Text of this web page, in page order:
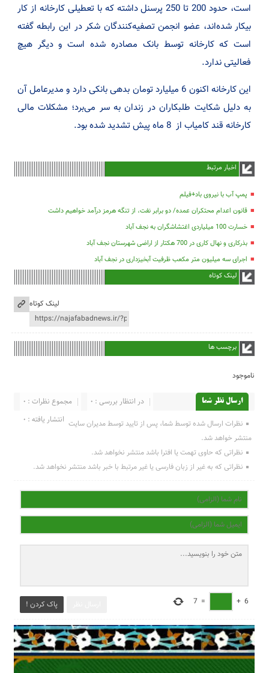
است، حدود 200 تا 250 پرسنل داشته که با تعطیلی کارخانه از کار
بیکار شده‌اند، عضو انجمن تصفیه‌کنندگان شکر در این رابطه گفته
است که کارخانه توسط بانک مصادره شده است و دیگر هیچ
فعالیتی ندارد.
این کارخانه اکنون 6 میلیارد تومان بدهی بانکی دارد و مدیرعامل آن
به دلیل شکایت طلبکاران در زندان به سر می‌برد؛ مشکلات مالی
کارخانه قند کامیاب از 8 ماه پیش تشدید شده بود.
اخبار مرتبط
پمپ آب با نیروی باد+فیلم
قانون اعدام محتکران عمده/ دو برابر نفت، از تنگه هرمز درآمد خواهیم داشت
خسارت 100 میلیاردی اغتشاشگران به نجف آباد
بذرکاری و نهال کاری در 700 هکتار از اراضی شهرستان نجف آباد
اجرای سه میلیون متر مکعب ظرفیت آبخیزداری در نجف آباد
لینک کوتاه
لینک کوتاه
برچسب ها
ناموجود
ارسال نظر شما مجموع نظرات : 0
در انتظار بررسی : 0
انتشار یافته : 0 نظرات ارسال شده توسط شما، پس از تایید توسط مدیران سایت
منتشر خواهد شد.
نظراتی که حاوی تهمت یا افترا باشد منتشر نخواهد شد.
نظراتی که به غیر از زبان فارسی یا غیر مرتبط با خبر باشد منتشر نخواهد شد.
پاک کردن ! 6
+
=
7